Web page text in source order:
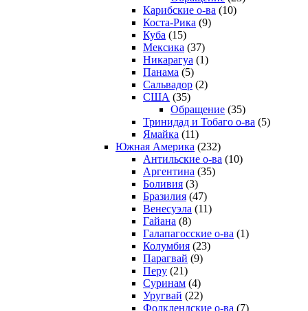
Карибские о-ва (10)
Коста-Рика (9)
Куба (15)
Мексика (37)
Никарагуа (1)
Панама (5)
Сальвадор (2)
США (35)
Обращение (35)
Тринидад и Тобаго о-ва (5)
Ямайка (11)
Южная Америка (232)
Антильские о-ва (10)
Аргентина (35)
Боливия (3)
Бразилия (47)
Венесуэла (11)
Гайана (8)
Галапагосские о-ва (1)
Колумбия (23)
Парагвай (9)
Перу (21)
Суринам (4)
Уругвай (22)
Фолклендские о-ва (7)